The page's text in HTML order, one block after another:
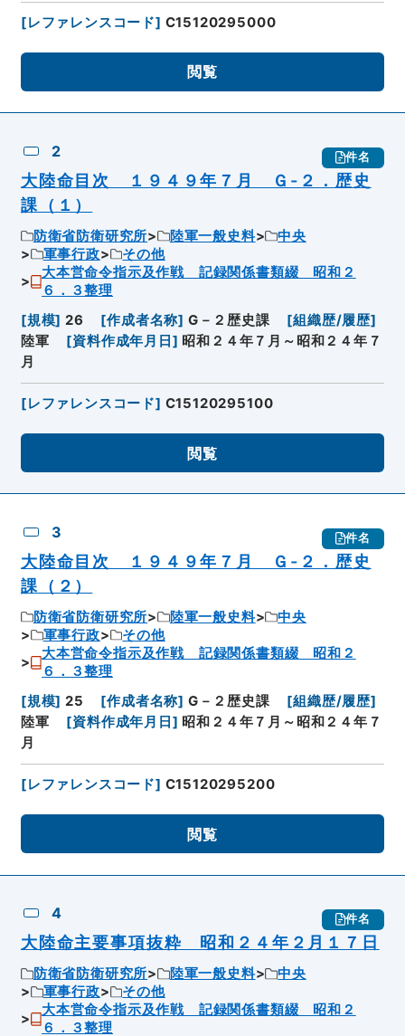
[レファレンスコード] C15120295000
閲覧
2 件名
大陸命目次 １９４９年７月 Ｇ-２．歴史
課（１）
防衛省防衛研究所 陸軍一般史料
中央
軍事行政
その他
大本営命令指示及作戦 記録関係書類綴 昭和２
６．３整理
[規模] 26 [作成者名称] G－２歴史課 [組織歴/履歴]
陸軍
[資料作成年月日 ] 昭和２４年７月～昭和２４年７
月
[レファレンスコード] C15120295100
閲覧
3 件名
大陸命目次 １９４９年７月 Ｇ-２．歴史
課（２）
防衛省防衛研究所 陸軍一般史料
中央
軍事行政
その他
大本営命令指示及作戦 記録関係書類綴 昭和２
６．３整理
[規模] 25 [作成者名称] G－２歴史課 [組織歴/履歴]
陸軍
[資料作成年月日 ] 昭和２４年７月～昭和２４年７
月
[レファレンスコード] C15120295200
閲覧
4 件名
大陸命主要事項抜粋 昭和２４年２月１７日
防衛省防衛研究所 陸軍一般史料
中央
軍事行政
その他
大本営命令指示及作戦 記録関係書類綴 昭和２
６．３整理